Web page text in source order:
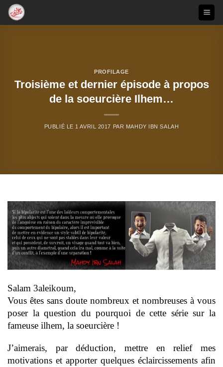
Passer
PROFILAGE
Troisième et dernier épisode à propos
de la soeurcière Ilhem…
PUBLIÉ LE 1 AVRIL 2017 PAR MAHDY IBN SALAH
Salam 3aleikoum,
Vous êtes sans doute nombreux et nombreuses à vous
poser la question du pourquoi de cette série sur la
fameuse ilhem, la soeurcière !
J’aimerais, par déduction, mettre en relief mes
motivations et apporter quelques éclaircissements afin